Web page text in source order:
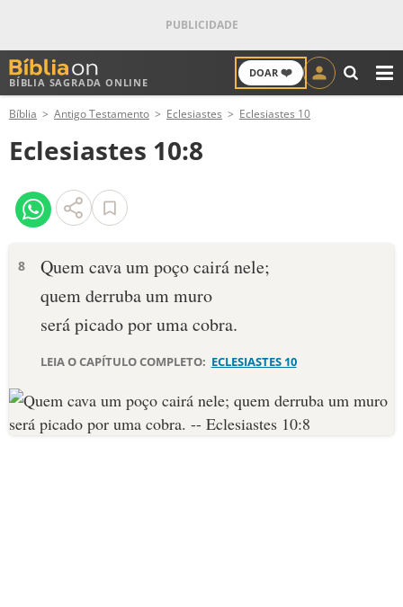
BÍBLIA SAGRADA ONLINE
DOAR ❤️
ANTIGO TESTAMENTO
NOVO TESTAMENTO
VERSÍCULOS
PALAVRA DO DIA
DEVOCIONAL DIÁRIO
10 MANDAMENTOS
Bíblia Antigo Testamento Eclesiastes Eclesiastes 10
Eclesiastes 10:8
8
Quem cava um poço cairá nele;
quem derruba um muro
será picado por uma cobra.
LEIA O CAPÍTULO COMPLETO: ECLESIASTES 10